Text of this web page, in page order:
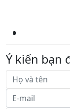
Ý kiến bạn